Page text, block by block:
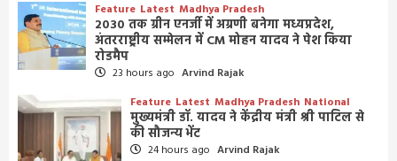
Feature Latest Madhya Pradesh
2030 तक ग्रीन एनर्जी में अग्रणी बनेगा मध्यप्रदेश,
अंतरराष्ट्रीय सम्मेलन में CM मोहन यादव ने पेश किया
रोडमैप
23 hours ago Arvind Rajak
Feature Latest Madhya Pradesh National
मुख्यमंत्री डॉ. यादव ने केंद्रीय मंत्री श्री पाटिल से
की सौजन्य भेंट
24 hours ago Arvind Rajak